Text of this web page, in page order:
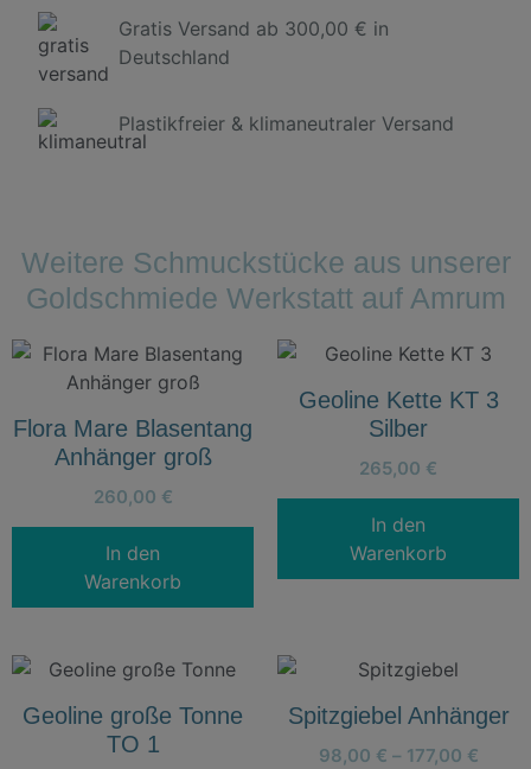
Gratis Versand ab 300,00 € in
Deutschland
Plastikfreier & klimaneutraler Versand
Weitere Schmuckstücke aus unserer
Goldschmiede Werkstatt auf Amrum
Flora Mare Blasentang
Anhänger groß
260,00 €
In den
Warenkorb
Geoline Kette KT 3
Silber
265,00 €
In den
Warenkorb
Geoline große Tonne
TO 1
Spitzgiebel Anhänger
98,00 € – 177,00 €